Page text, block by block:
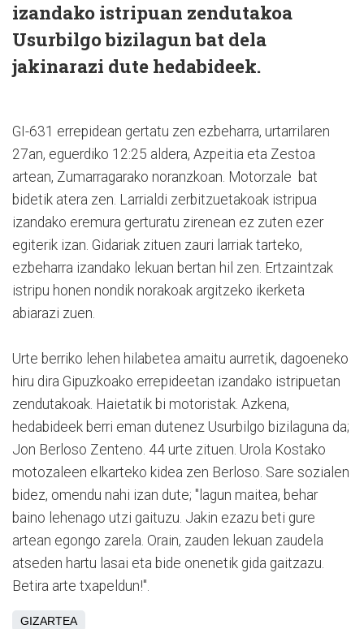
izandako istripuan zendutakoa
Usurbilgo bizilagun bat dela
jakinarazi dute hedabideek.
GI-631 errepidean gertatu zen ezbeharra, urtarrilaren
27an, eguerdiko 12:25 aldera, Azpeitia eta Zestoa
artean, Zumarragarako noranzkoan. Motorzale bat
bidetik atera zen. Larrialdi zerbitzuetakoak istripua
izandako eremura gerturatu zirenean ez zuten ezer
egiterik izan. Gidariak zituen zauri larriak tarteko,
ezbeharra izandako lekuan bertan hil zen. Ertzaintzak
istripu honen nondik norakoak argitzeko ikerketa
abiarazi zuen.
Urte berriko lehen hilabetea amaitu aurretik, dagoeneko
hiru dira Gipuzkoako errepideetan izandako istripuetan
zendutakoak. Haietatik bi motoristak. Azkena,
hedabideek berri eman dutenez Usurbilgo bizilaguna da;
Jon Berloso Zenteno. 44 urte zituen. Urola Kostako
motozaleen elkarteko kidea zen Berloso. Sare sozialen
bidez, omendu nahi izan dute; "lagun maitea, behar
baino lehenago utzi gaituzu. Jakin ezazu beti gure
artean egongo zarela. Orain, zauden lekuan zaudela
atseden hartu lasai eta bide onenetik gida gaitzazu.
Betira arte txapeldun!".
GIZARTEA